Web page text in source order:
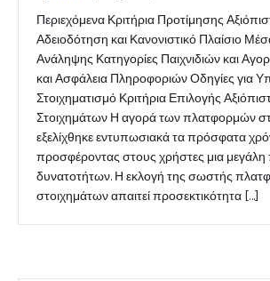
Περιεχόμενα Κριτήρια Προτίμησης
Αδειοδότηση και Κανονιστικό Πλαίσιο
Ανάληψης Κατηγορίες Παιχνιδιών και
και Ασφάλεια Πληροφοριών Οδηγίες για
Στοιχηματισμό Κριτήρια Επιλογής
Στοιχημάτων Η αγορά των πλατφορμών
εξελίχθηκε εντυπωσιακά τα πρόσφατα
προσφέροντας στους χρήστες μια μεγάλη
δυνατοτήτων. Η εκλογή της σωστής
στοιχημάτων απαιτεί προσεκτικότητα […]